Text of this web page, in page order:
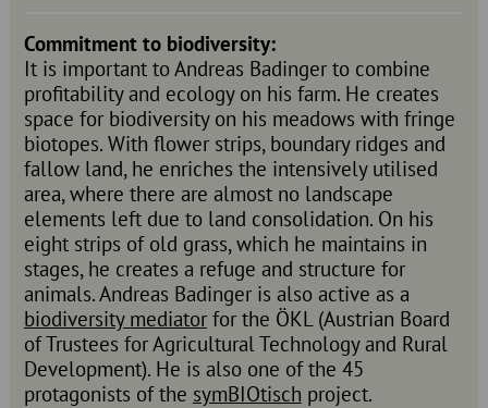
Commitment to biodiversity:
It is important to Andreas Badinger to combine
profitability and ecology on his farm. He creates
space for biodiversity on his meadows with fringe
biotopes. With flower strips, boundary ridges and
fallow land, he enriches the intensively utilised
area, where there are almost no landscape
elements left due to land consolidation. On his
eight strips of old grass, which he maintains in
stages, he creates a refuge and structure for
animals. Andreas Badinger is also active as a
biodiversity mediatorfor the ÖKL (Austrian Board
of Trustees for Agricultural Technology and Rural
Development). He is also one of the 45
protagonists of the symBIOtisch project.